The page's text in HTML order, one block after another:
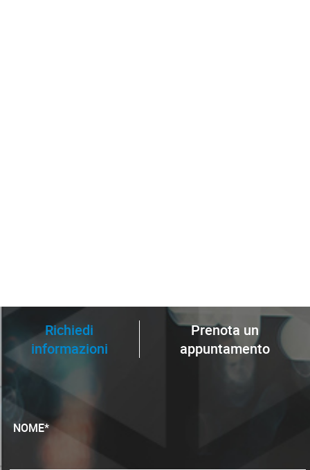
Richiedi
informazioni
Prenota un
appuntamento
NOME*